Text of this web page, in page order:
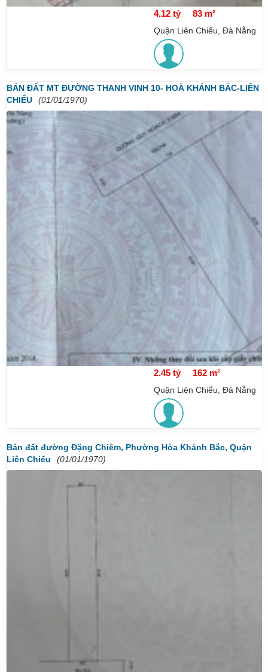
4.12 tỷ 83 m²
Quận Liên Chiểu, Đà Nẵng
BÁN ĐẤT MT ĐƯỜNG THANH VINH 10- HOÀ KHÁNH BẮC-LIÊN
CHIỂU
(01/01/1970)
2.45 tỷ 162 m²
Quận Liên Chiểu, Đà Nẵng
Bán đất đường Đặng Chiêm, Phường Hòa Khánh Bắc, Quận
Liên Chiểu
(01/01/1970)